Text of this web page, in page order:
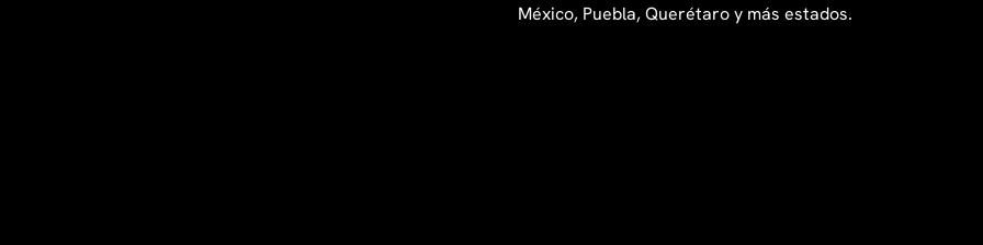
México, Puebla, Querétaro y más estados.